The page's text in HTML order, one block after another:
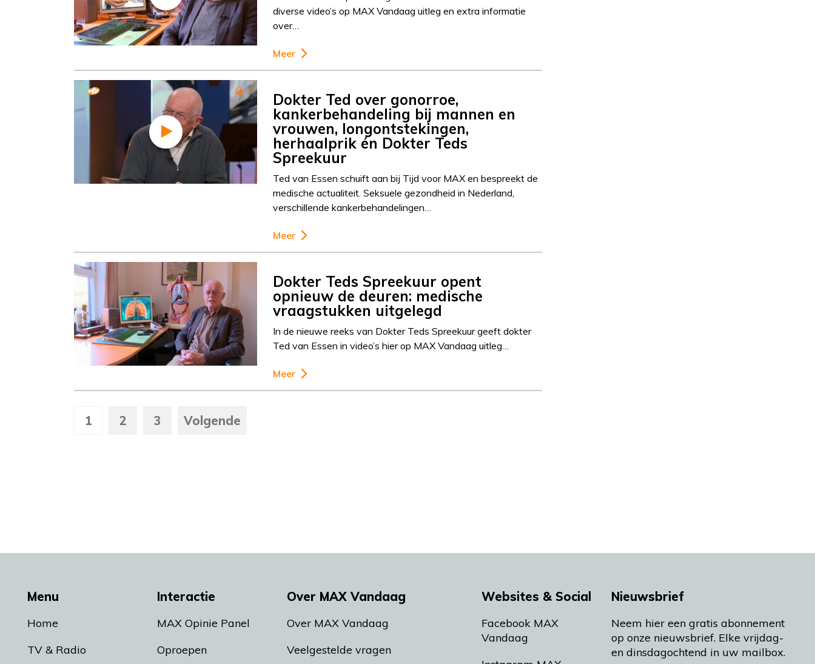
diverse video’s op MAX Vandaag uitleg en extra informatie
over…
Meer
Dokter Ted over gonorroe,
kankerbehandeling bij mannen en
vrouwen, longontstekingen,
herhaalprik én Dokter Teds
Spreekuur
Ted van Essen schuift aan bij Tijd voor MAX en bespreekt de
medische actualiteit. Seksuele gezondheid in Nederland,
verschillende kankerbehandelingen…
Meer
Dokter Teds Spreekuur opent
opnieuw de deuren: medische
vraagstukken uitgelegd
In de nieuwe reeks van Dokter Teds Spreekuur geeft dokter
Ted van Essen in video’s hier op MAX Vandaag uitleg…
Meer
1 2 3 Volgende
Menu
Home
TV & Radio
Interactie
MAX Opinie Panel
Oproepen
Over MAX Vandaag
Over MAX Vandaag
Veelgestelde vragen
Websites & Social
Facebook MAX
Vandaag
Nieuwsbrief
Neem hier een gratis abonnement
op onze nieuwsbrief. Elke vrijdag-
en dinsdagochtend in uw mailbox.